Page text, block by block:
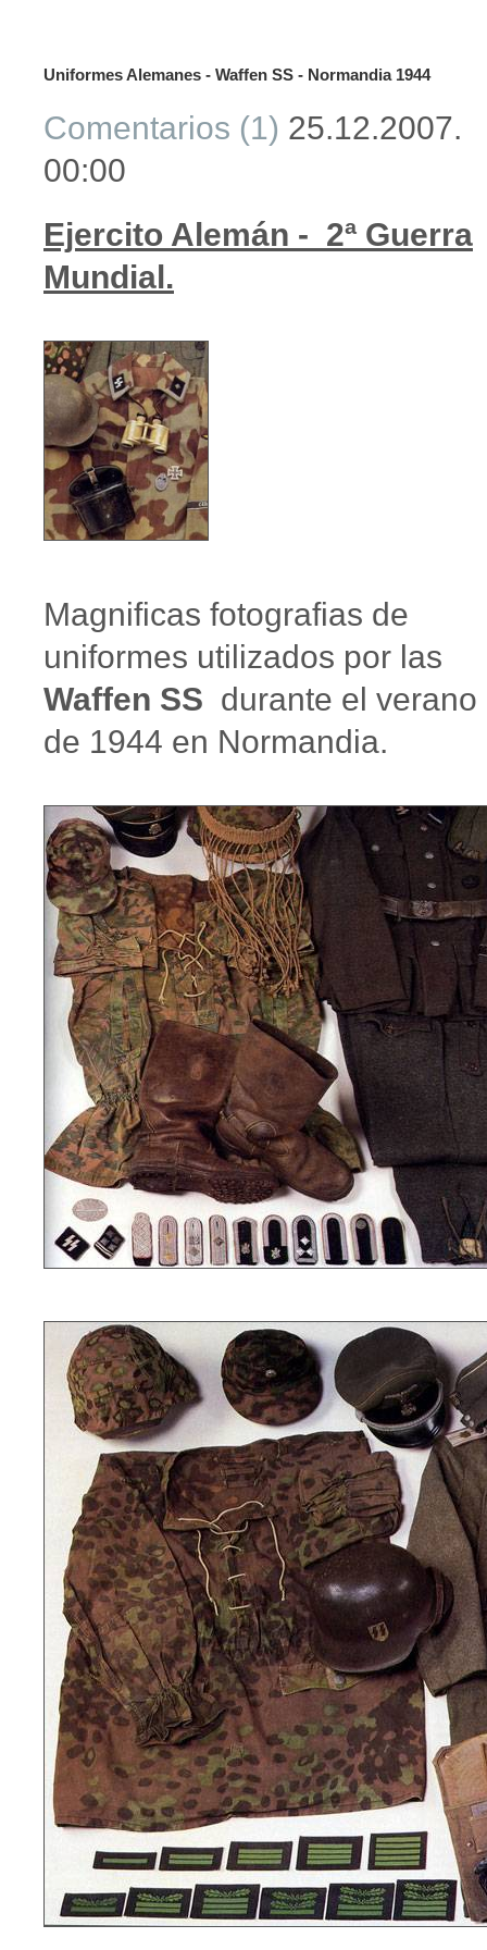
Uniformes Alemanes - Waffen SS - Normandia 1944
Comentarios (1) 25.12.2007.
00:00
Ejercito Alemán - 2ª Guerra
Mundial.
Magnificas fotografias de
uniformes utilizados por las
Waffen SS durante el verano
de 1944 en Normandia.